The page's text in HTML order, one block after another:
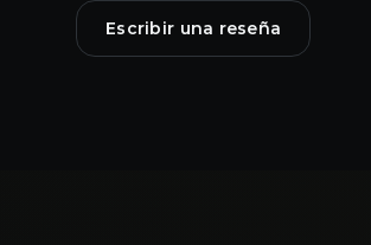
Escribir una reseña